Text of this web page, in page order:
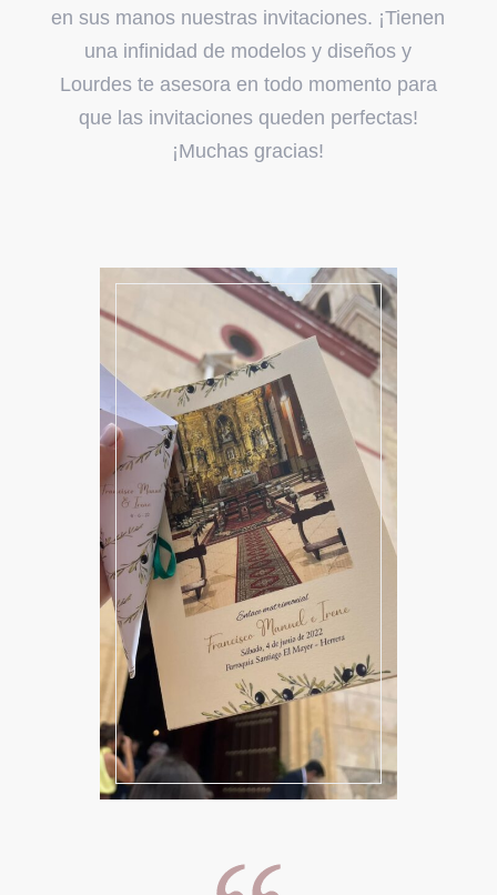
en sus manos nuestras invitaciones. ¡Tienen
una infinidad de modelos y diseños y
Lourdes te asesora en todo momento para
que las invitaciones queden perfectas!
¡Muchas gracias!